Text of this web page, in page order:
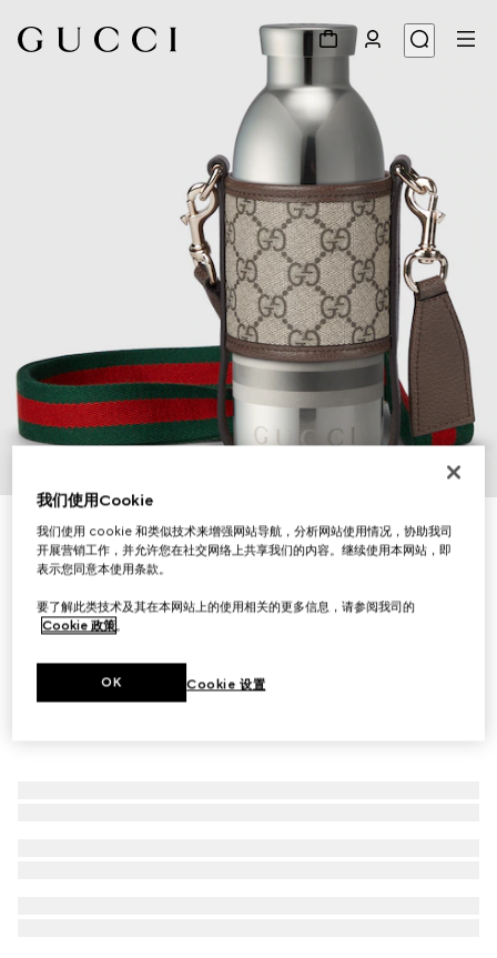
钢制水瓶，配织物瓶套
A$1,550
我们使用Cookie
我们使用 cookie 和类似技术来增强网站导航，分析网站使用情况，协助我司
开展营销工作，并允许您在社交网络上共享我们的内容。继续使用本网站，即
表示您同意本使用条款。
要了解此类技术及其在本网站上的使用相关的更多信息，请参阅我司的
Cookie 政策。
Cookie 设置
OK